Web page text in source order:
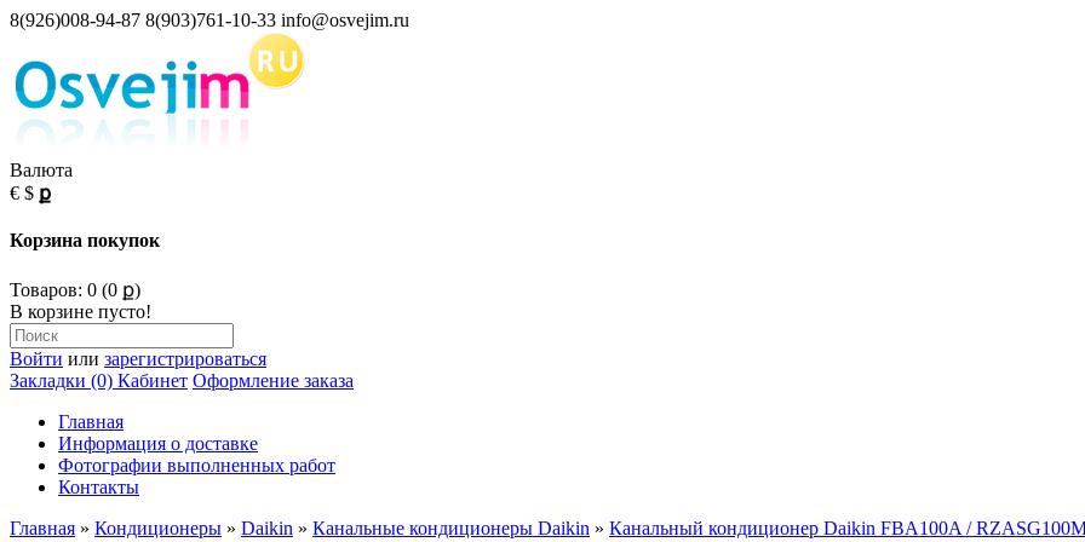
8(926)008-94-87 8(903)761-10-33 info@osvejim.ru
Валюта
€ $ ք
Корзина покупок
Товаров: 0 (0 ք)
В корзине пусто!
Войти или зарегистрироваться
Закладки (0) Кабинет Оформление заказа
Главная
Информация о доставке
Фотографии выполненных работ
Контакты
Главная » Кондиционеры » Daikin » Канальные кондиционеры Daikin » Канальный кондиционер Daikin FBA100A /